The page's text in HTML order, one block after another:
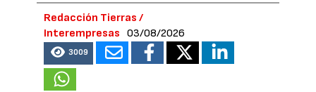
Redacción Tierras /
Interempresas
03/08/2026
3009